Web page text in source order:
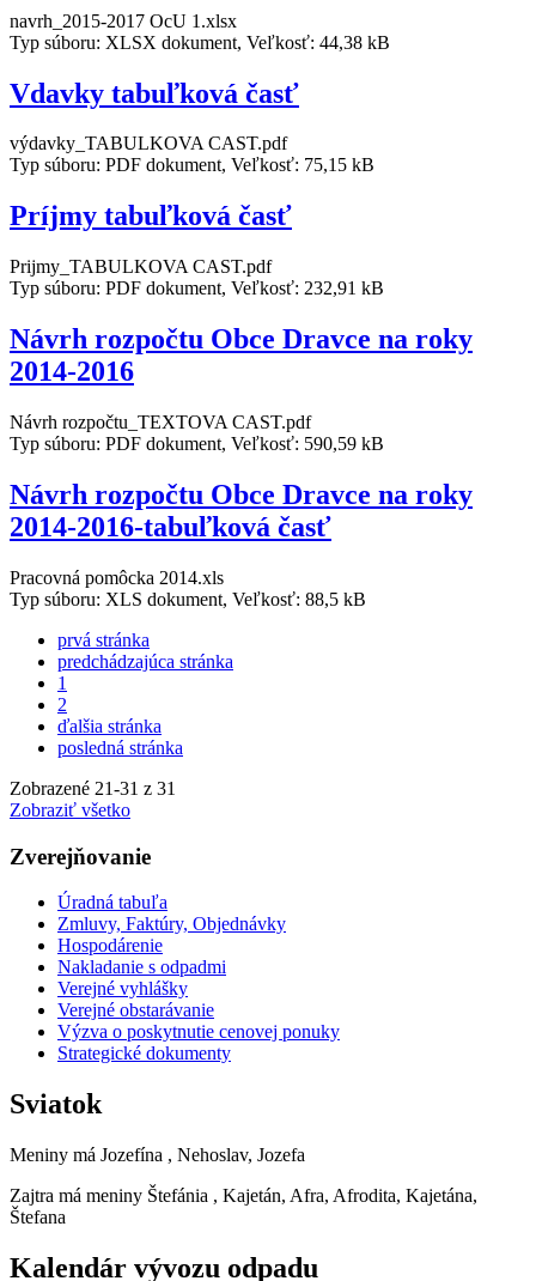
navrh_2015-2017 OcU 1.xlsx
Typ súboru: XLSX dokument, Veľkosť: 44,38 kB
Vdavky tabuľková časť
výdavky_TABULKOVA CAST.pdf
Typ súboru: PDF dokument, Veľkosť: 75,15 kB
Príjmy tabuľková časť
Prijmy_TABULKOVA CAST.pdf
Typ súboru: PDF dokument, Veľkosť: 232,91 kB
Návrh rozpočtu Obce Dravce na roky
2014-2016
Návrh rozpočtu_TEXTOVA CAST.pdf
Typ súboru: PDF dokument, Veľkosť: 590,59 kB
Návrh rozpočtu Obce Dravce na roky
2014-2016-tabuľková časť
Pracovná pomôcka 2014.xls
Typ súboru: XLS dokument, Veľkosť: 88,5 kB
prvá stránka
predchádzajúca stránka
1
2
ďalšia stránka
posledná stránka
Zobrazené 21-31 z 31
Zobraziť všetko
Zverejňovanie
Úradná tabuľa
Zmluvy, Faktúry, Objednávky
Hospodárenie
Nakladanie s odpadmi
Verejné vyhlášky
Verejné obstarávanie
Výzva o poskytnutie cenovej ponuky
Strategické dokumenty
Sviatok
Meniny má Jozefína , Nehoslav, Jozefa
Zajtra má meniny Štefánia , Kajetán, Afra, Afrodita, Kajetána,
Štefana
Kalendár vývozu odpadu